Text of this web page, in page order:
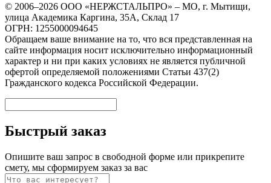
© 2006–2026 ООО «НЕРЖСТАЛЬПРО» – МО, г. Мытищи,
улица Академика Каргина, 35А, Склад 17
ОГРН: 1255000094645
Обращаем ваше внимание на то, что вся представленная на
сайте информация носит исключительно информационный
характер и ни при каких условиях не является публичной
офертой определяемой положениями Статьи 437(2)
Гражданского кодекса Российской Федерации.
Быстрый заказ
Опишите ваш запрос в свободной форме или прикрепите
смету, мы сформируем заказ за вас